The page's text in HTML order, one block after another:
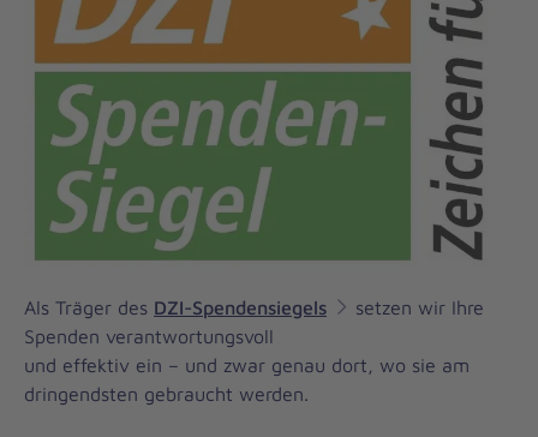
Als Träger des DZI-Spendensiegels
setzen wir Ihre
Spenden verantwortungsvoll
und effektiv ein – und zwar genau dort, wo sie am
dringendsten gebraucht werden.